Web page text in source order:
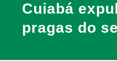
Cuiabá
pragas do